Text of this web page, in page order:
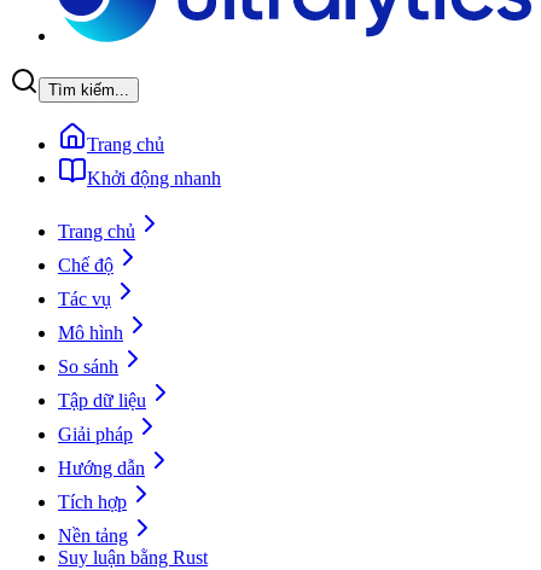
Tìm kiếm...
Trang chủ
Khởi động nhanh
Trang chủ
Chế độ
Tác vụ
Mô hình
So sánh
Tập dữ liệu
Giải pháp
Hướng dẫn
Tích hợp
Nền tảng
Suy luận bằng Rust